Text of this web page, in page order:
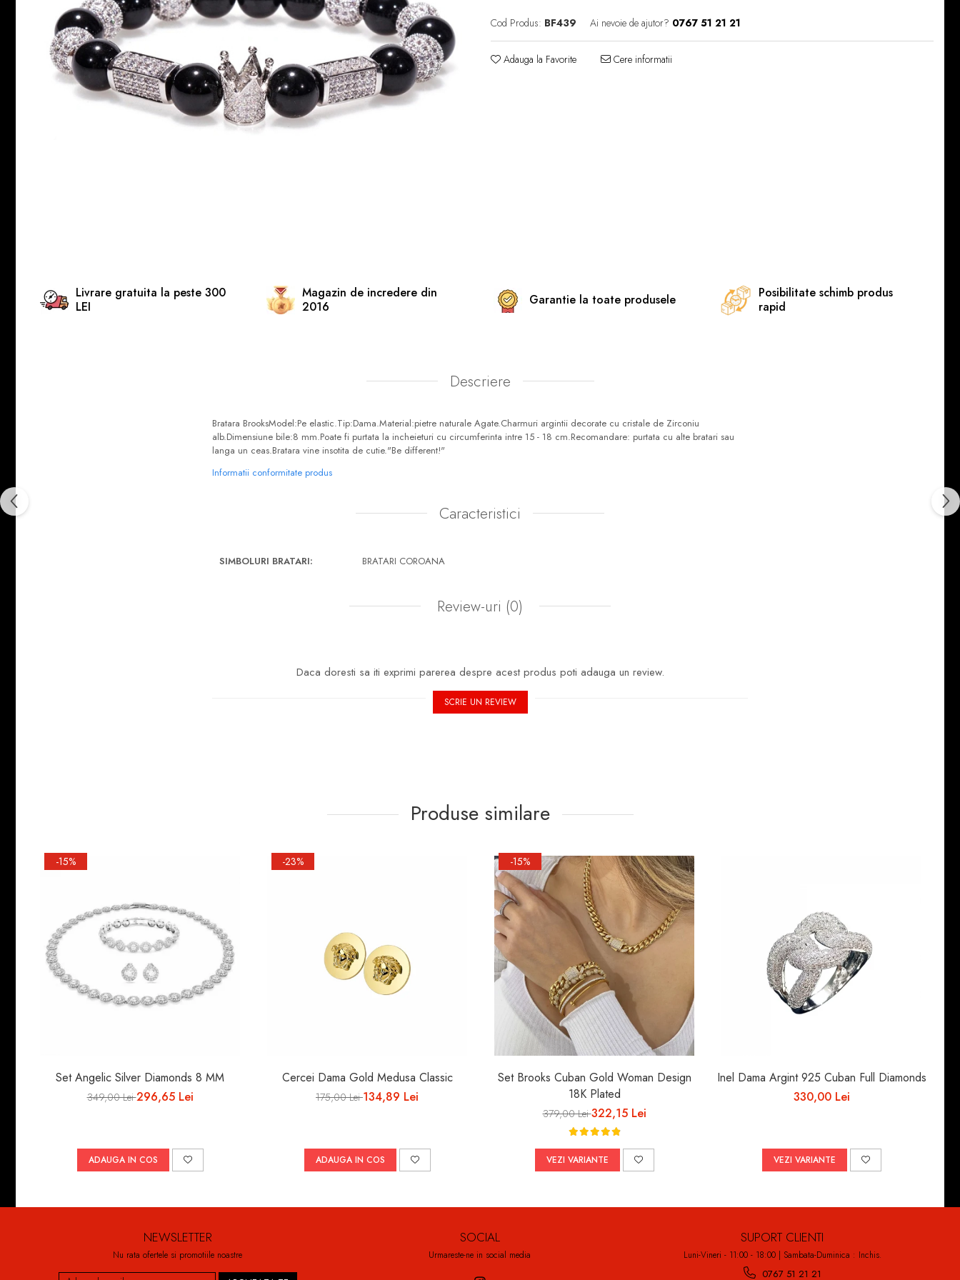
INELE ARGINT
INELE DAMA
CERCEI
CEASURI DAMA
Cod Produs: BF439 Ai nevoie de ajutor? 0767 51 21 21
Adauga la Favorite Cere informatii
Livrare gratuita la peste 300
LEI
Magazin de incredere din
2016
Garantie la toate produsele
Posibilitate schimb produs
rapid
Descriere
Bratara BrooksModel:Pe elastic.Tip:Dama.Material:pietre naturale Agate.Charmuri argintii decorate cu cristale de Zirconiu
alb.Dimensiune bile:8 mm.Poate fi purtata la incheieturi cu circumferinta intre 15 - 18 cm.Recomandare: purtata cu alte bratari sau
langa un ceas.Bratara vine insotita de cutie."Be different!"
Informatii conformitate produs
Caracteristici
SIMBOLURI BRATARI: BRATARI COROANA
Review-uri (0)
Daca doresti sa iti exprimi parerea despre acest produs poti adauga un review.
SCRIE UN REVIEW
Produse similare
-15%
Set Angelic Silver Diamonds 8 MM
349,00 Lei296,65 Lei
ADAUGA IN COS
-23%
Cercei Dama Gold Medusa Classic
175,00 Lei134,89 Lei
ADAUGA IN COS
-15%
Set Brooks Cuban Gold Woman Design
18K Plated
379,00 Lei322,15 Lei
VEZI VARIANTE
Inel Dama Argint 925 Cuban Full Diamonds
330,00 Lei
VEZI VARIANTE
NEWSLETTER
Nu rata ofertele si promotiile noastre
SOCIAL
Urmareste-ne in social media
SUPORT CLIENTI
Luni-Vineri - 11:00 - 18:00 | Sambata-Duminica : Inchis.
0767 51 21 21